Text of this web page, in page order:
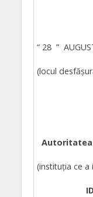
“ 28
(locul
(instituţia ce a
IDNO/